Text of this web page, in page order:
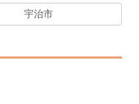
宇治市